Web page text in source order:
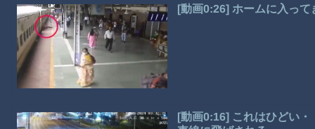
[動画0:26] ホームに入っ
[動画0:16] これはひどい